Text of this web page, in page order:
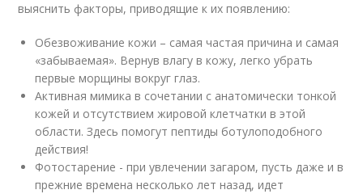
выяснить факторы, приводящие к их появлению:
Обезвоживание кожи – самая частая причина и самая
«забываемая». Вернув влагу в кожу, легко убрать
первые морщины вокруг глаз.
Активная мимика в сочетании с анатомически тонкой
кожей и отсутствием жировой клетчатки в этой
области. Здесь помогут пептиды ботулоподобного
действия!
Фотостарение - при увлечении загаром, пусть даже и в
прежние времена несколько лет назад, идет